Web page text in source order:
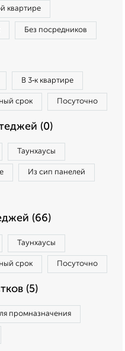
квартире
Без посредников
В 3‑к квартире
срок Посуточно
(0)
Таунхаусы
Из сип панелей
(66)
Таунхаусы
срок Посуточно
(5)
промназначения